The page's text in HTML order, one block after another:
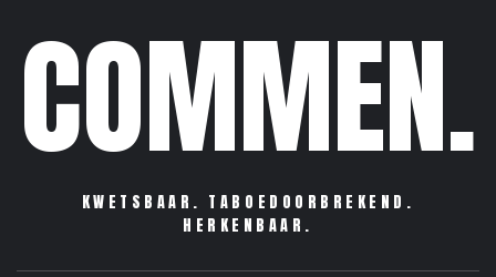
COMMEN.
KWETSBAAR. TABOEDOORBREKEND.
HERKENBAAR.